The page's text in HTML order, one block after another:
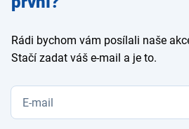
Rádi bychom vám posílali naše
Stačí zadat váš e-mail a je to.